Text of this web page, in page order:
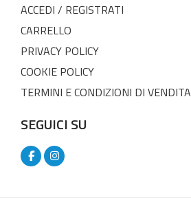
ACCEDI / REGISTRATI
CARRELLO
PRIVACY POLICY
COOKIE POLICY
TERMINI E CONDIZIONI DI VENDITA
SEGUICI SU